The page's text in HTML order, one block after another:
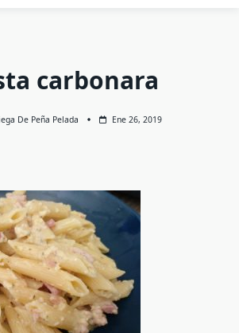
carbonara
De Peña Pelada Ene 26, 2019